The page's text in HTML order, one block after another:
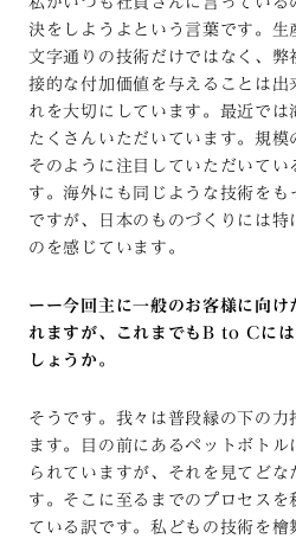
決をしようよという言葉です。生
文字通りの技術だけではなく、弊
接的な付加価値を与えることは出
れを大切にしています。最近では
たくさんいただいています。規
そのように注目していただいてい
す。海外にも同じような技術を
ですが、日本のものづくりには特
のを感じています。
ーー今回主に一般のお客様に向
れますが、これまでもB to Cに
しょうか。
そうです。我々は普段縁の下の
ます。目の前にあるペットボト
られていますが、それを見てど
す。そこに至るまでのプロセスを
ている訳です。私どもの技術を